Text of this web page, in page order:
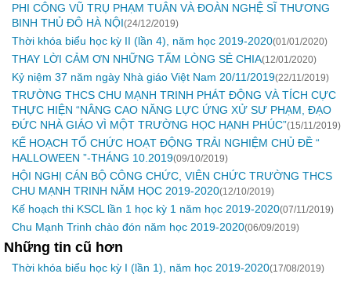
PHI CÔNG VŨ TRỤ PHẠM TUÂN VÀ ĐOÀN NGHỆ SĨ THƯƠNG
BINH THỦ ĐÔ HÀ NỘI(24/12/2019)
Thời khóa biểu học kỳ II (lần 4), năm học 2019-2020(01/01/2020)
THAY LỜI CẢM ƠN NHỮNG TẤM LÒNG SẺ CHIA(12/01/2020)
Kỷ niệm 37 năm ngày Nhà giáo Việt Nam 20/11/2019(22/11/2019)
TRƯỜNG THCS CHU MẠNH TRINH PHÁT ĐỘNG VÀ TÍCH CỰC
THỰC HIỆN “NÂNG CAO NĂNG LỰC ỨNG XỬ SƯ PHẠM, ĐẠO
ĐỨC NHÀ GIÁO VÌ MỘT TRƯỜNG HỌC HẠNH PHÚC”(15/11/2019)
KẾ HOẠCH TỔ CHỨC HOẠT ĐỘNG TRẢI NGHIỆM CHỦ ĐỀ “
HALLOWEEN ”-THÁNG 10.2019(09/10/2019)
HỘI NGHỊ CÁN BỘ CÔNG CHỨC, VIÊN CHỨC TRƯỜNG THCS
CHU MẠNH TRINH NĂM HỌC 2019-2020(12/10/2019)
Kế hoạch thi KSCL lần 1 học kỳ 1 năm học 2019-2020(07/11/2019)
Chu Mạnh Trinh chào đón năm học 2019-2020(06/09/2019)
Những tin cũ hơn
Thời khóa biểu học kỳ I (lần 1), năm học 2019-2020(17/08/2019)